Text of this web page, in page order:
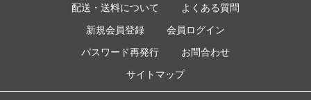
配送・送料について
よくある質問
新規会員登録
会員ログイン
パスワード再発行
お問合わせ
サイトマップ